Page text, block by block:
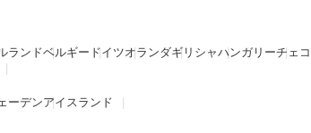
ランドベルギー ドイツオランダギリシャハンガリーチェコ
ーデンアイスランド